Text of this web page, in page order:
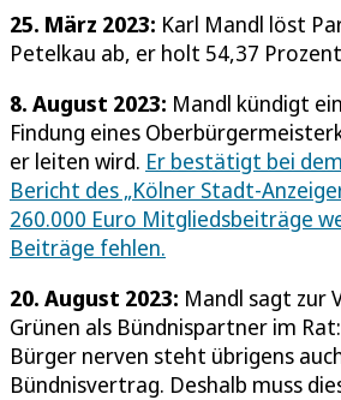
25. März 2023: Karl Mandl löst
Petelkau ab, er holt 54,37
8. August 2023: Mandl kündigt
Findung eines
er leiten wird. Er bestätigt bei
Bericht des „Kölner Stadt-
260.000 Euro Mitgliedsbeiträge
Beiträge fehlen.
20. August 2023: Mandl sagt zur
Grünen als Bündnispartner im
Bürger nerven steht übrigens
Bündnisvertrag. Deshalb muss